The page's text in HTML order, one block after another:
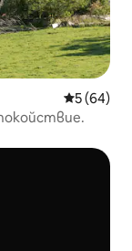
Средна
5 (64)
спокойствие.